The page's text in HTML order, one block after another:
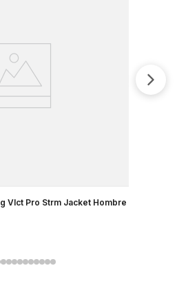
Vlct Pro Strm Jacket Hombre